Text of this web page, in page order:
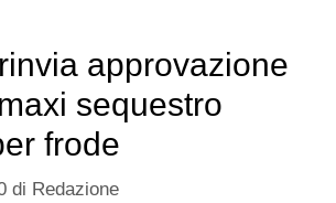
approvazione
sequestro
frode
di Redazione